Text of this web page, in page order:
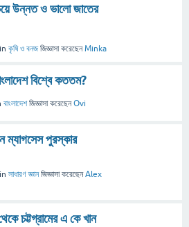
উন্নত ও ভালো জাতের
in কৃষি ও বনজ জিজ্ঞাসা করেছেনMinka
বিশ্বে কততম?
বাংলাদেশ জিজ্ঞাসা করেছেনOvi
পুরস্কার
in সাধারণ জ্ঞান জিজ্ঞাসা করেছেনAlex
চট্টগ্রামের এ কে খান